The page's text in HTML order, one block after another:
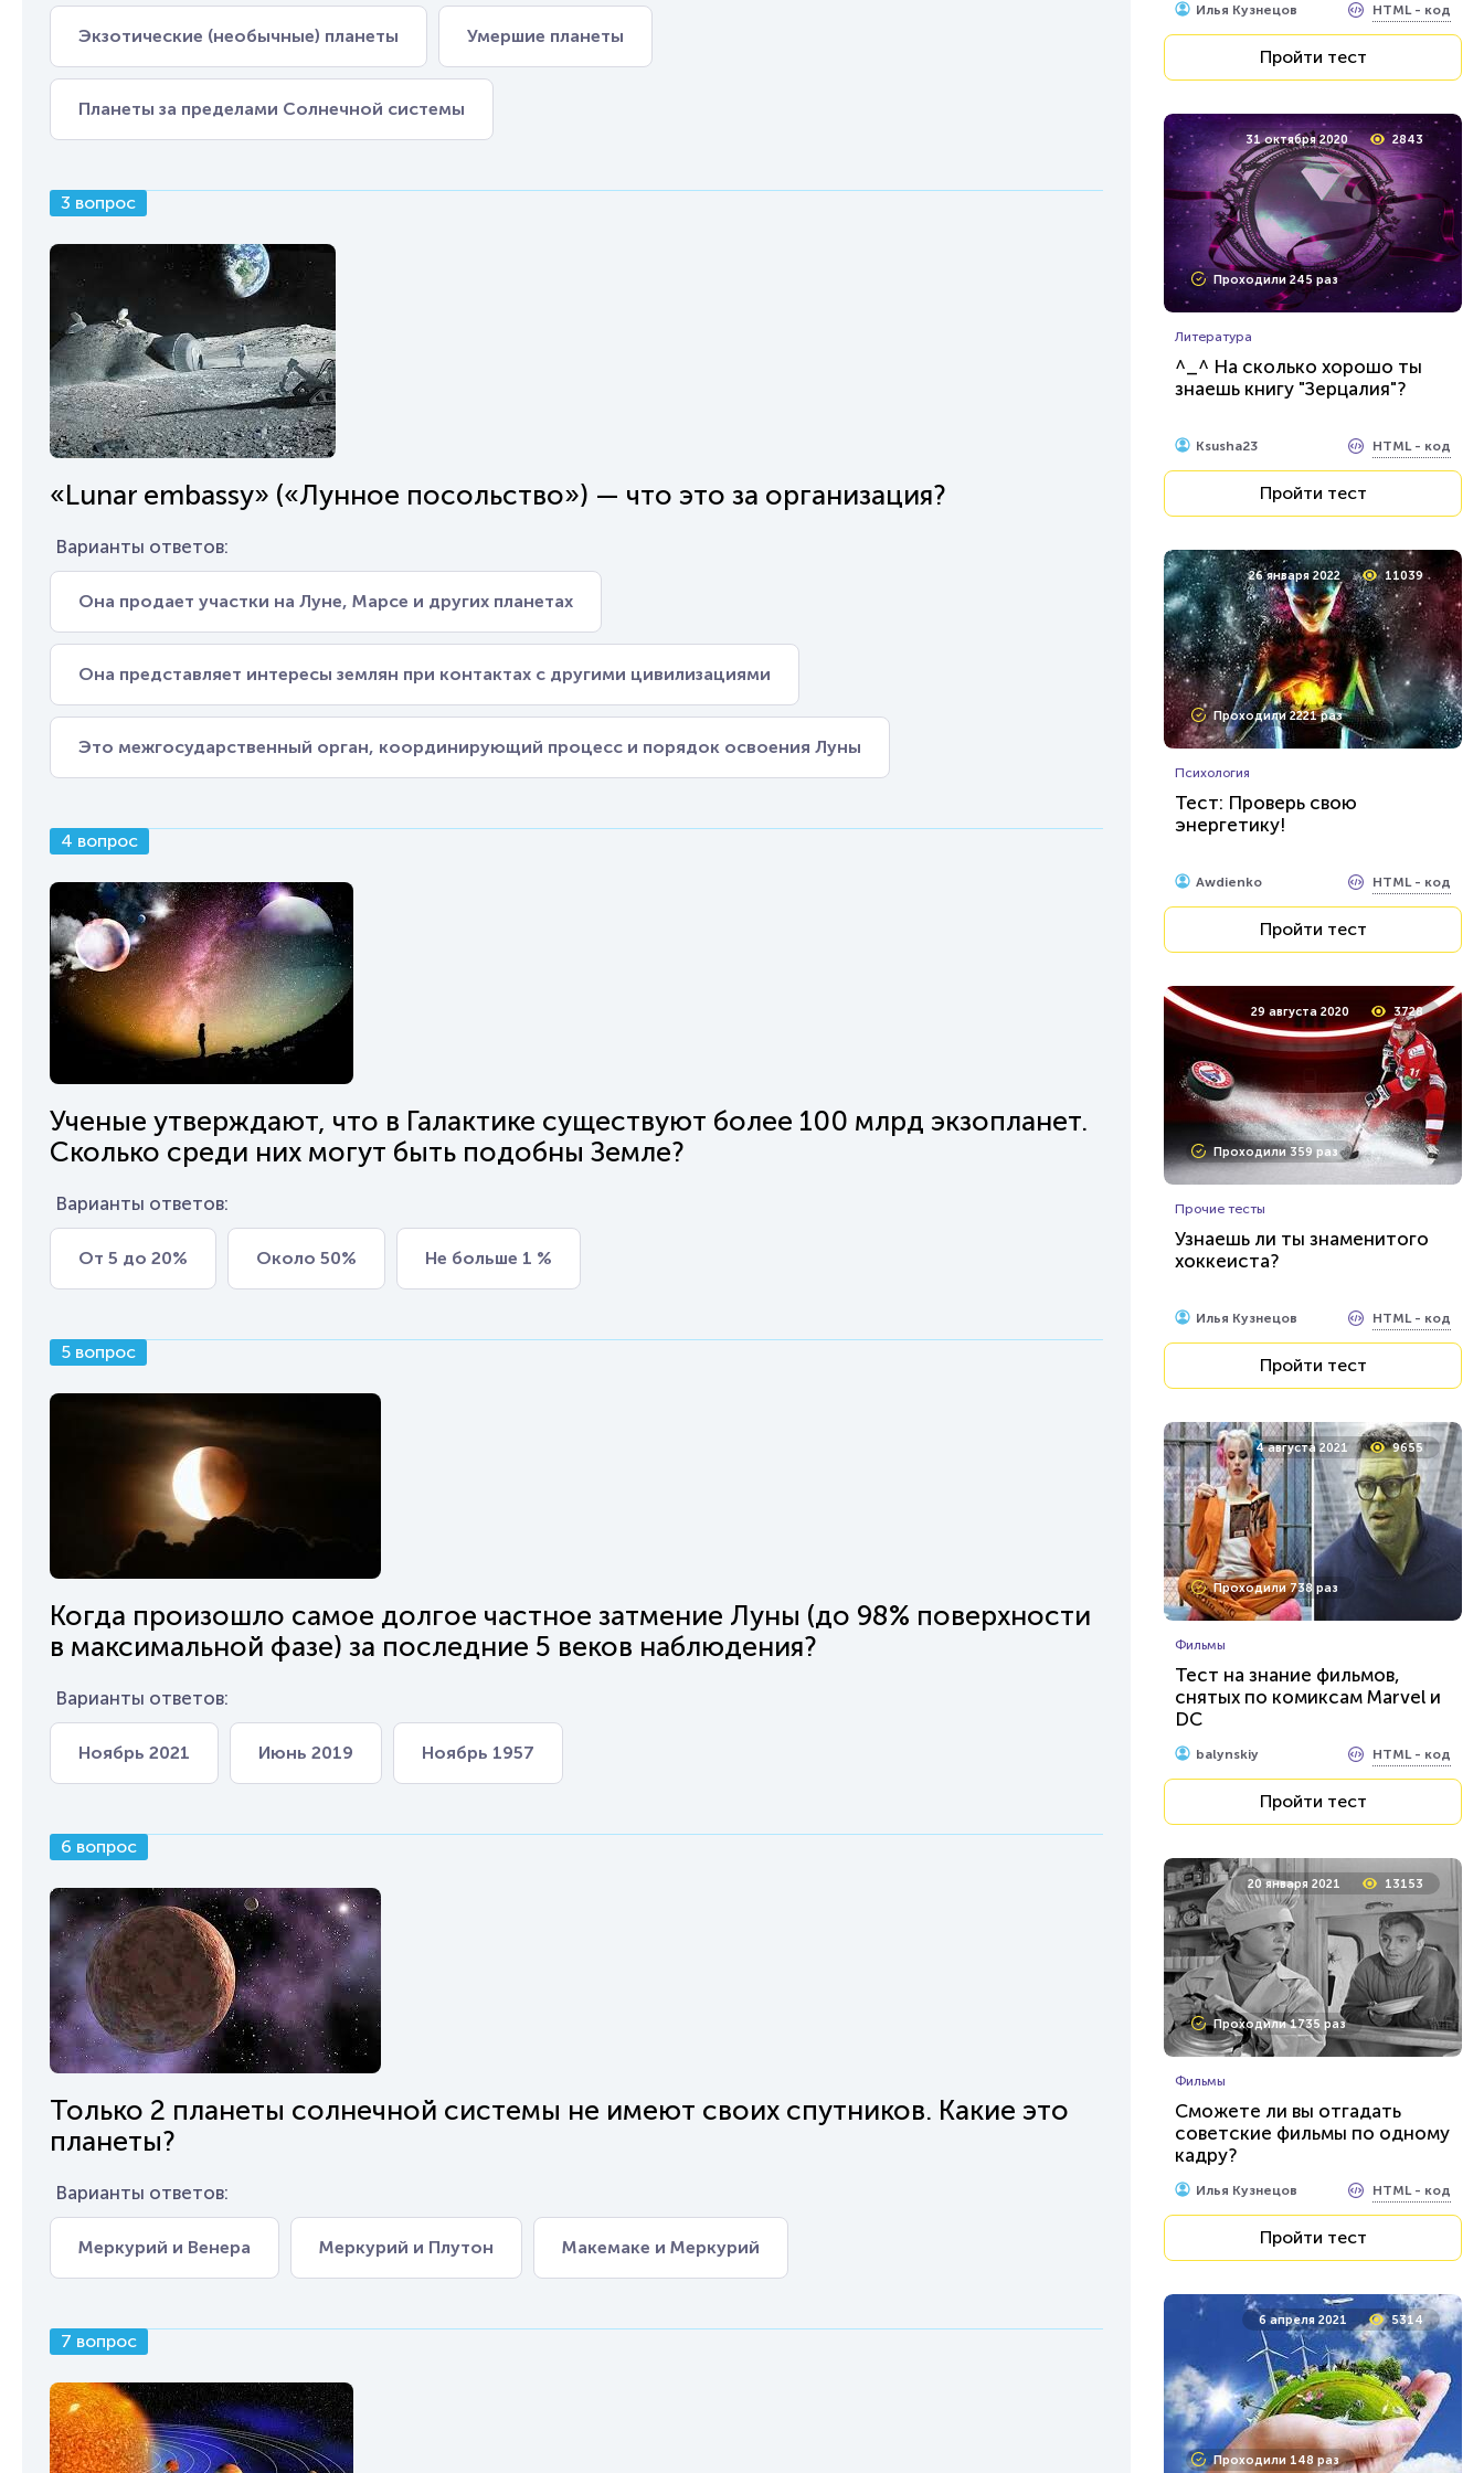
Экзотические (необычные) планеты Умершие планеты
Планеты за пределами Солнечной системы
3 вопрос
«Lunar embassy» («Лунное посольство») — что это за организация?
Варианты ответов:
Она продает участки на Луне, Марсе и других планетах
Она представляет интересы землян при контактах с другими цивилизациями
Это межгосударственный орган, координирующий процесс и порядок освоения Луны
4 вопрос
Ученые утверждают, что в Галактике существуют более 100 млрд экзопланет.
Сколько среди них могут быть подобны Земле?
Варианты ответов:
От 5 до 20% Около 50% Не больше 1 %
5 вопрос
Когда произошло самое долгое частное затмение Луны (до 98% поверхности
в максимальной фазе) за последние 5 веков наблюдения?
Варианты ответов:
Ноябрь 2021 Июнь 2019 Ноябрь 1957
6 вопрос
Только 2 планеты солнечной системы не имеют своих спутников. Какие это
планеты?
Варианты ответов:
Меркурий и Венера Меркурий и Плутон Макемаке и Меркурий
7 вопрос
Илья Кузнецов HTML - код
Пройти тест
31 октября 2020 2843
Проходили 245 раз
Литература
^_^ На сколько хорошо ты
знаешь книгу "Зерцалия"?
Ksusha23 HTML - код
Пройти тест
26 января 2022 11039
Проходили 2221 раз
Психология
Тест: Проверь свою
энергетику!
Awdienko HTML - код
Пройти тест
29 августа 2020 3728
Проходили 359 раз
Прочие тесты
Узнаешь ли ты знаменитого
хоккеиста?
Илья Кузнецов HTML - код
Пройти тест
4 августа 2021 9655
Проходили 738 раз
Фильмы
Тест на знание фильмов,
снятых по комиксам Marvel и
DC
balynskiy HTML - код
Пройти тест
20 января 2021 13153
Проходили 1735 раз
Фильмы
Сможете ли вы отгадать
советские фильмы по одному
кадру?
Илья Кузнецов HTML - код
Пройти тест
6 апреля 2021 5314
Проходили 148 раз